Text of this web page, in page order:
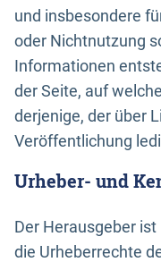
und insbesondere
oder Nichtnutzung
Informationen
der Seite, auf
derjenige, der über
Veröffentlichung
Urheber- und
Der Herausgeber
die Urheberrechte